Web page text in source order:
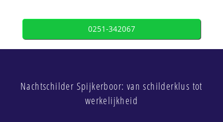
0251-342067
Nachtschilder Spijkerboor: van schilderklus tot
werkelijkheid